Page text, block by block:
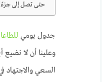
حتى تصل إلى جزءًا
جدول يومي
وعلينا أن لا نضيع
السعي والاجتهاد